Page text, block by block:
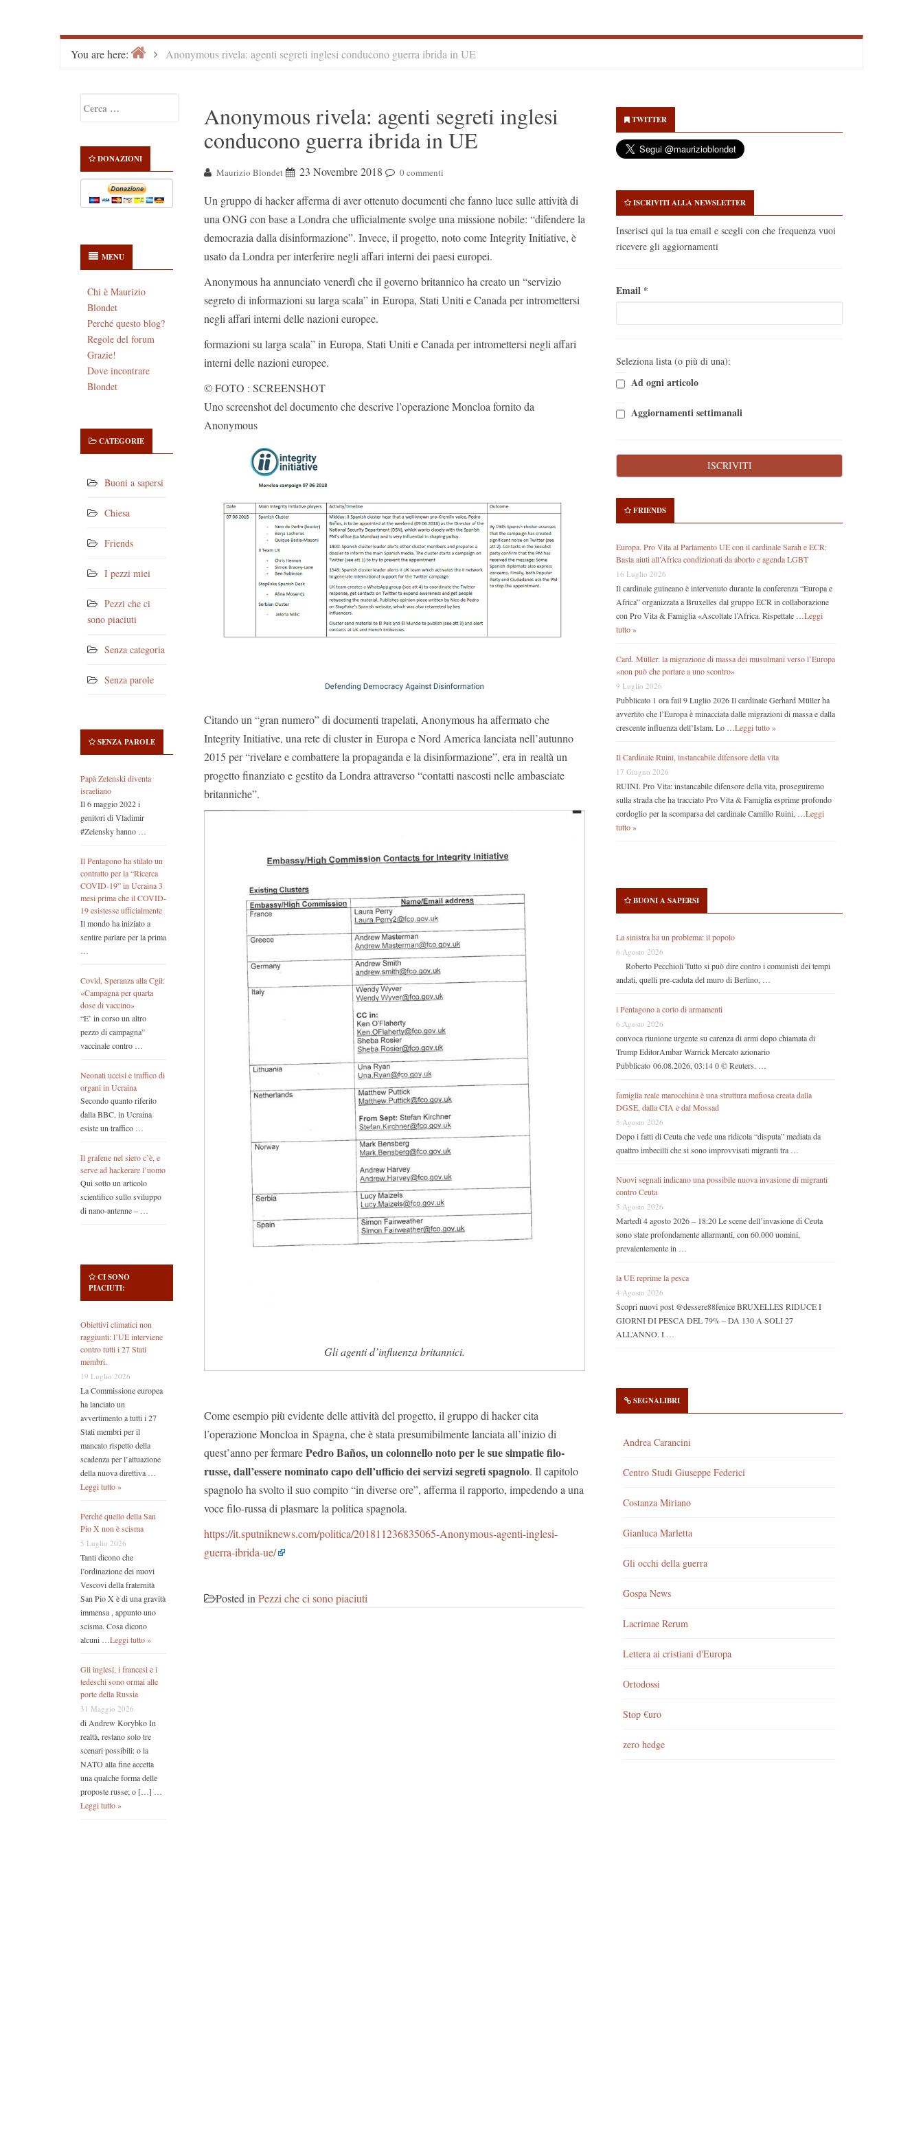
You are here: HomeAnonymous rivela: agenti segreti inglesi conducono guerra ibrida in UE
Sidebar
per:
DONAZIONI
MENU
Chi è Maurizio
Blondet
Perché questo blog?
Regole del forum
Grazie!
Dove incontrare
Blondet
CATEGORIE
Buoni a sapersi
Chiesa
Friends
I pezzi miei
Pezzi che ci
sono piaciuti
Senza categoria
Senza parole
SENZA PAROLE
Papà Zelenski diventa
israeliano
Il 6 maggio 2022 i
genitori di Vladimir
#Zelensky hanno …
Il Pentagono ha stilato un
contratto per la “Ricerca
COVID-19” in Ucraina 3
mesi prima che il COVID-
19 esistesse ufficialmente
Il mondo ha iniziato a
sentire parlare per la prima
…
Covid, Speranza alla Cgil:
«Campagna per quarta
dose di vaccino»
“E’ in corso un altro
pezzo di campagna”
vaccinale contro …
Neonati uccisi e traffico di
organi in Ucraina
Secondo quanto riferito
dalla BBC, in Ucraina
esiste un traffico …
Il grafene nel siero c’è, e
serve ad hackerare l’uomo
Qui sotto un articolo
scientifico sullo sviluppo
di nano-antenne – …
CI SONO
PIACIUTI:
Obiettivi climatici non
raggiunti: l’UE interviene
contro tutti i 27 Stati
membri.
19 Luglio 2026
La Commissione europea
ha lanciato un
avvertimento a tutti i 27
Stati membri per il
mancato rispetto della
scadenza per l’attuazione
della nuova direttiva …
Leggi tutto »
Perché quello della San
Pio X non è scisma
5 Luglio 2026
Tanti dicono che
l’ordinazione dei nuovi
Vescovi della fraternità
San Pio X è di una gravità
immensa , appunto uno
scisma. Cosa dicono
alcuni …Leggi tutto »
Gli inglesi, i francesi e i
tedeschi sono ormai alle
porte della Russia
31 Maggio 2026
di Andrew Korybko In
realtà, restano solo tre
scenari possibili: o la
NATO alla fine accetta
una qualche forma delle
proposte russe; o […] …
Leggi tutto »
Anonymous rivela: agenti segreti inglesi
conducono guerra ibrida in UE
Maurizio Blondet 23 Novembre 2018 0 commenti
Un gruppo di hacker afferma di aver ottenuto documenti che fanno luce sulle attività di
una ONG con base a Londra che ufficialmente svolge una missione nobile: “difendere la
democrazia dalla disinformazione”. Invece, il progetto, noto come Integrity Initiative, è
usato da Londra per interferire negli affari interni dei paesi europei.
Anonymous ha annunciato venerdì che il governo britannico ha creato un “servizio
segreto di informazioni su larga scala” in Europa, Stati Uniti e Canada per intromettersi
negli affari interni delle nazioni europee.
formazioni su larga scala” in Europa, Stati Uniti e Canada per intromettersi negli affari
interni delle nazioni europee.
© FOTO : SCREENSHOT
Uno screenshot del documento che descrive l’operazione Moncloa fornito da
Anonymous
Citando un “gran numero” di documenti trapelati, Anonymous ha affermato che
Integrity Initiative, una rete di cluster in Europa e Nord America lanciata nell’autunno
2015 per “rivelare e combattere la propaganda e la disinformazione”, era in realtà un
progetto finanziato e gestito da Londra attraverso “contatti nascosti nelle ambasciate
britanniche”.
Gli agenti d’influenza britannici.
Come esempio più evidente delle attività del progetto, il gruppo di hacker cita
l’operazione Moncloa in Spagna, che è stata presumibilmente lanciata all’inizio di
quest’anno per fermarePedro Baños, un colonnello noto per le sue simpatie filo-
russe, dall’essere nominato capo dell’ufficio dei servizi segreti spagnolo. Il capitolo
spagnolo ha svolto il suo compito “in diverse ore”, afferma il rapporto, impedendo a una
voce filo-russa di plasmare la politica spagnola.
https://it.sputniknews.com/politica/201811236835065-Anonymous-agenti-inglesi-
guerra-ibrida-ue/
Posted in Pezzi che ci sono piaciuti
Sidebar
TWITTER
ISCRIVITI ALLA NEWSLETTER
Inserisci qui la tua email e scegli con che frequenza vuoi
ricevere gli aggiornamenti
Email *
Seleziona lista (o più di una):
Ad ogni articolo
Aggiornamenti settimanali
FRIENDS
Europa. Pro Vita al Parlamento UE con il cardinale Sarah e ECR:
Basta aiuti all’Africa condizionati da aborto e agenda LGBT
16 Luglio 2026
Il cardinale guineano è intervenuto durante la conferenza “Europa e
Africa” organizzata a Bruxelles dal gruppo ECR in collaborazione
con Pro Vita & Famiglia «Ascoltate l’Africa. Rispettate … Leggi
tutto »
Card. Müller: la migrazione di massa dei musulmani verso l’Europa
«non può che portare a uno scontro»
9 Luglio 2026
Pubblicato 1 ora fail 9 Luglio 2026 Il cardinale Gerhard Müller ha
avvertito che l’Europa è minacciata dalle migrazioni di massa e dalla
crescente influenza dell’Islam. Lo … Leggi tutto »
Il Cardinale Ruini, instancabile difensore della vita
17 Giugno 2026
RUINI. Pro Vita: instancabile difensore della vita, proseguiremo
sulla strada che ha tracciato Pro Vita & Famiglia esprime profondo
cordoglio per la scomparsa del cardinale Camillo Ruini, … Leggi
tutto »
BUONI A SAPERSI
La sinistra ha un problema: il popolo
6 Agosto 2026
Roberto Pecchioli Tutto si può dire contro i comunisti dei tempi
andati, quelli pre-caduta del muro di Berlino, …
l Pentagono a corto di armamenti
6 Agosto 2026
convoca riunione urgente su carenza di armi dopo chiamata di
Trump EditorAmbar Warrick Mercato azionario
Pubblicato 06.08.2026, 03:14 0 © Reuters. …
famiglia reale marocchina è una struttura mafiosa creata dalla
DGSE, dalla CIA e dal Mossad
5 Agosto 2026
Dopo i fatti di Ceuta che vede una ridicola “disputa” mediata da
quattro imbecilli che si sono improvvisati migranti tra …
Nuovi segnali indicano una possibile nuova invasione di migranti
contro Ceuta
5 Agosto 2026
Martedì 4 agosto 2026 – 18:20 Le scene dell’invasione di Ceuta
sono state profondamente allarmanti, con 60.000 uomini,
prevalentemente in …
la UE reprime la pesca
4 Agosto 2026
Scopri nuovi post @dessere88fenice BRUXELLES RIDUCE I
GIORNI DI PESCA DEL 79% – DA 130 A SOLI 27
ALL’ANNO. I …
SEGNALIBRI
Andrea Carancini
Centro Studi Giuseppe Federici
Costanza Miriano
Gianluca Marletta
Gli occhi della guerra
Gospa News
Lacrimae Rerum
Lettera ai cristiani d'Europa
Ortodossi
Stop €uro
zero hedge